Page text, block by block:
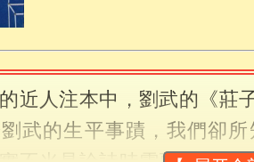
的近人注本中，劉武的《莊
武的生平事蹟，我們卻